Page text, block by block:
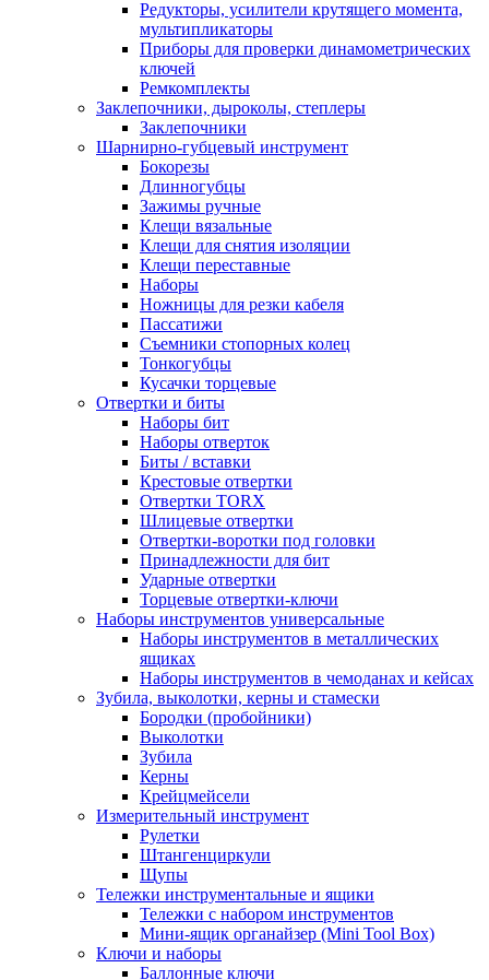
Редукторы, усилители крутящего момента,
мультипликаторы
Приборы для проверки динамометрических
ключей
Ремкомплекты
Заклепочники, дыроколы, степлеры
Заклепочники
Шарнирно-губцевый инструмент
Бокорезы
Длинногубцы
Зажимы ручные
Клещи вязальные
Клещи для снятия изоляции
Клещи переставные
Наборы
Ножницы для резки кабеля
Пассатижи
Съемники стопорных колец
Тонкогубцы
Кусачки торцевые
Отвертки и биты
Наборы бит
Наборы отверток
Биты / вставки
Крестовые отвертки
Отвертки TORX
Шлицевые отвертки
Отвертки-воротки под головки
Принадлежности для бит
Ударные отвертки
Торцевые отвертки-ключи
Наборы инструментов универсальные
Наборы инструментов в металлических
ящиках
Наборы инструментов в чемоданах и кейсах
Зубила, выколотки, керны и стамески
Бородки (пробойники)
Выколотки
Зубила
Керны
Крейцмейсели
Измерительный инструмент
Рулетки
Штангенциркули
Щупы
Тележки инструментальные и ящики
Тележки с набором инструментов
Мини-ящик органайзер (Mini Tool Box)
Ключи и наборы
Баллонные ключи